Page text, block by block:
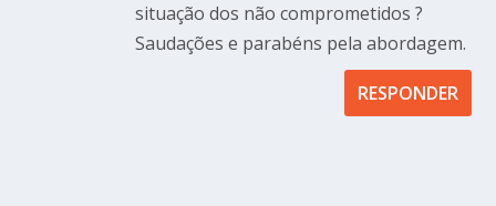
situação dos não comprometidos ?
Saudações e parabéns pela abordagem.
RESPONDER